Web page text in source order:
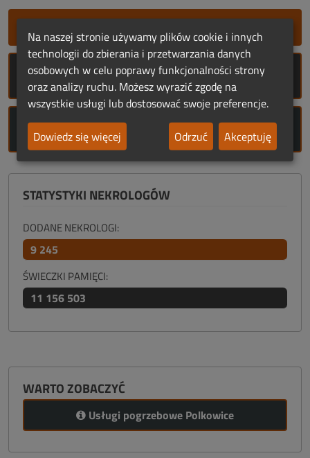
ROCZNICE ŚMIERCI
ROCZNICE URODZIN
STATYSTYKI NEKROLOGÓW
DODANE NEKROLOGI:
9 245
ŚWIECZKI PAMIĘCI:
11 156 503
WARTO ZOBACZYĆ
Usługi pogrzebowe Polkowice
Na naszej stronie używamy plików cookie i innych
technologii do zbierania i przetwarzania danych
osobowych w celu poprawy funkcjonalności strony
oraz analizy ruchu. Możesz wyrazić zgodę na
wszystkie usługi lub dostosować swoje preferencje.
Dowiedz się więcej
Odrzuć Akceptuję